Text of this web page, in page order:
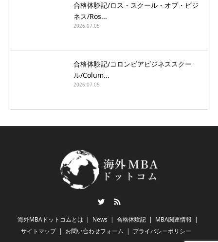
合格体験記/ロス・スクール・オブ・ビジ
ネス/Ros...
2026.07.05
合格体験記/コロンビアビジネススクー
ル/Colum...
2026.07.05
海外MBAドットコムとは News 合格体験記
MBA関連情報
サイトマップ
お問い合わせフォーム プライバシーポリシー